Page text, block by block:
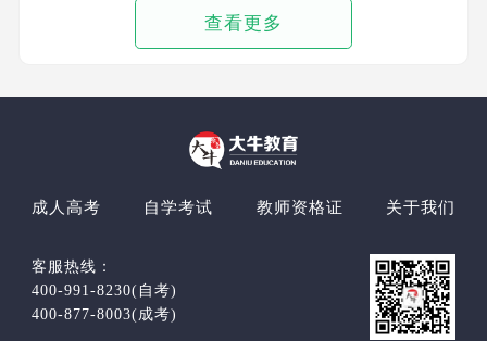
查看更多
成人高考 自学考试 教师资格证 关于我们
客服热线：
400-991-8230(自考)
400-877-8003(成考)